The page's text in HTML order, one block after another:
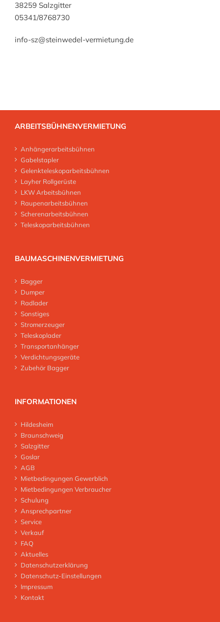
38259 Salzgitter
05341/8768730
info-sz@steinwedel-vermietung.de
ARBEITSBÜHNENVERMIETUNG
Anhängerarbeitsbühnen
Gabelstapler
Gelenkteleskoparbeitsbühnen
Layher Rollgerüste
LKW Arbeitsbühnen
Raupenarbeitsbühnen
Scherenarbeitsbühnen
Teleskoparbeitsbühnen
BAUMASCHINENVERMIETUNG
Bagger
Dumper
Radlader
Sonstiges
Stromerzeuger
Teleskoplader
Transportanhänger
Verdichtungsgeräte
Zubehör Bagger
INFORMATIONEN
Hildesheim
Braunschweig
Salzgitter
Goslar
AGB
Mietbedingungen Gewerblich
Mietbedingungen Verbraucher
Schulung
Ansprechpartner
Service
Verkauf
FAQ
Aktuelles
Datenschutzerklärung
Datenschutz-Einstellungen
Impressum
Kontakt